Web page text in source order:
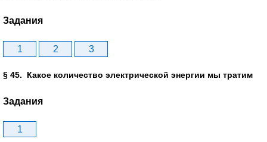
Задания
1 2 3
§ 45. Какое количество электрической энергии мы тратим
Задания
1